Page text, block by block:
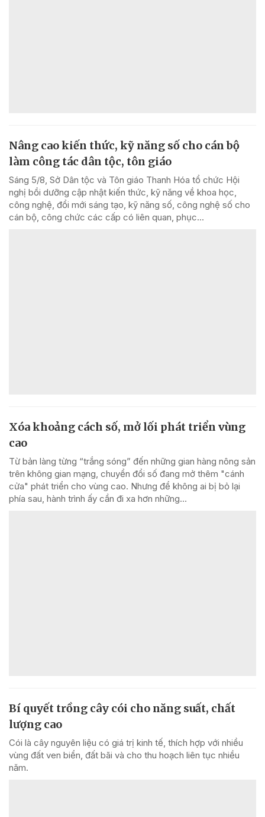
Nâng cao kiến thức, kỹ năng số cho cán bộ
làm công tác dân tộc, tôn giáo
Sáng 5/8, Sở Dân tộc và Tôn giáo Thanh Hóa tổ chức Hội
nghị bồi dưỡng cập nhật kiến thức, kỹ năng về khoa học,
công nghệ, đổi mới sáng tạo, kỹ năng số, công nghệ số cho
cán bộ, công chức các cấp có liên quan, phục...
Xóa khoảng cách số, mở lối phát triển vùng
cao
Từ bản làng từng “trắng sóng” đến những gian hàng nông sản
trên không gian mạng, chuyển đổi số đang mở thêm "cánh
cửa" phát triển cho vùng cao. Nhưng để không ai bị bỏ lại
phía sau, hành trình ấy cần đi xa hơn những...
Bí quyết trồng cây cói cho năng suất, chất
lượng cao
Cói là cây nguyên liệu có giá trị kinh tế, thích hợp với nhiều
vùng đất ven biển, đất bãi và cho thu hoạch liên tục nhiều
năm.